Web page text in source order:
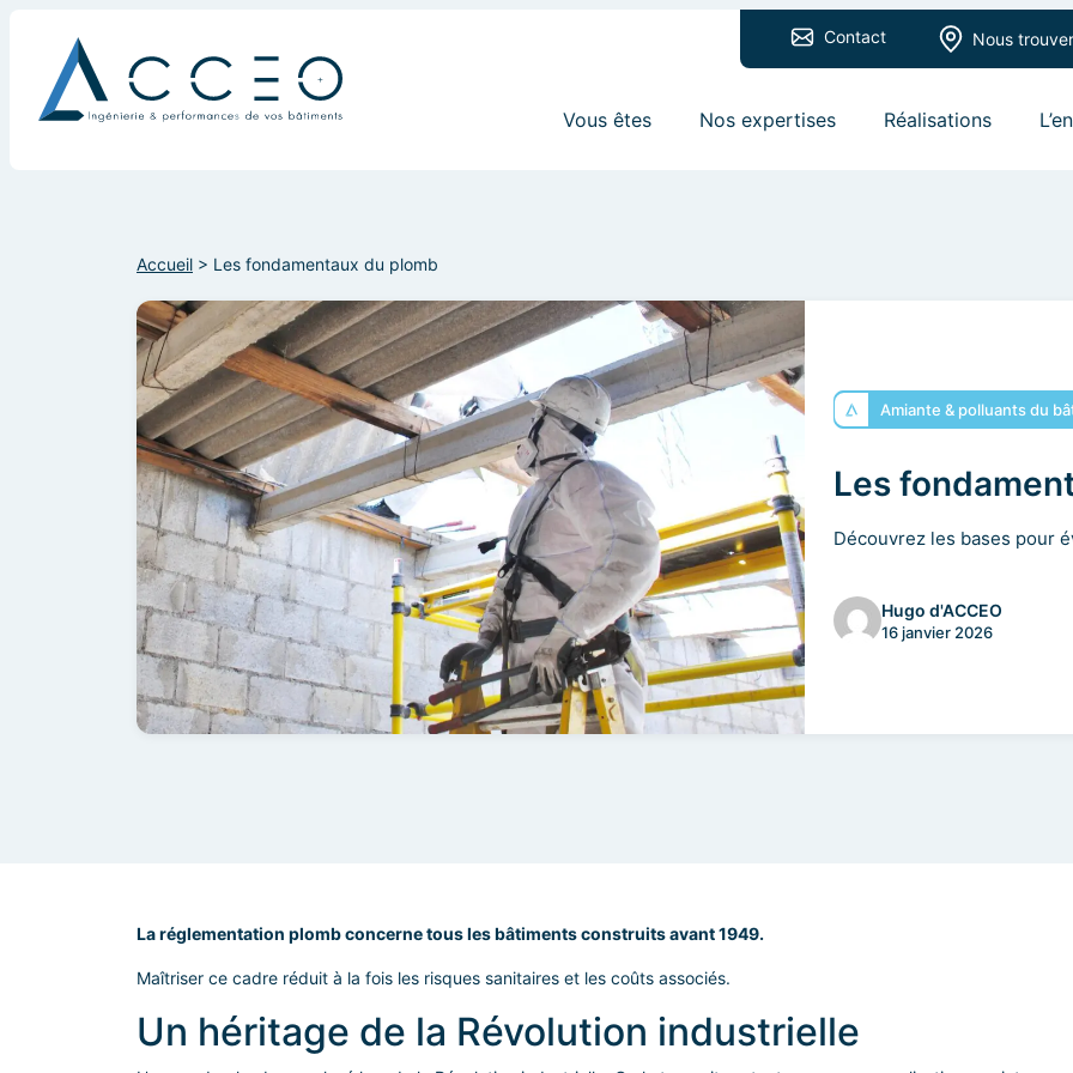
Contact Nous trouver
Vous êtes Nos expertises Réalisations
Accueil > Les fondamentaux du plomb
Amiante & polluants du
Les
Découvrez les bases pour
Hugo d'ACCEO
16 janvier 2026
La réglementation plomb concerne tous les bâtiments construits avant 1949.
Maîtriser ce cadre réduit à la fois les risques sanitaires et les coûts associés.
Un héritage de la Révolution industrielle